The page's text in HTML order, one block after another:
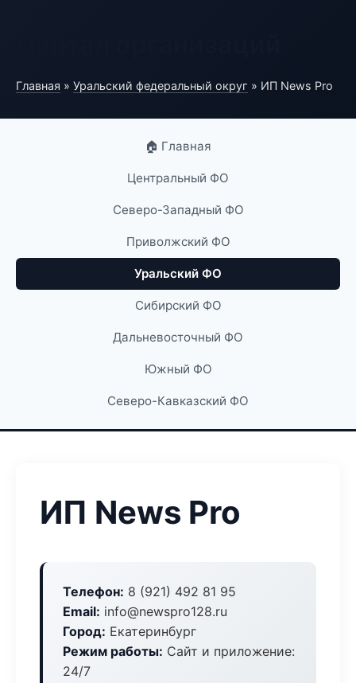
Главная » Уральский федеральный округ » ИП News Pro
🏠 Главная
Центральный ФО
Северо-Западный ФО
Приволжский ФО
Уральский ФО
Сибирский ФО
Дальневосточный ФО
Южный ФО
Северо-Кавказский ФО
ИП News Pro
Телефон: 8 (921) 492 81 95
Email: info@newspro128.ru
Город: Екатеринбург
Режим работы: Сайт и приложение:
24/7